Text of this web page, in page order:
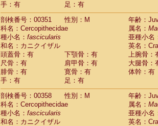
手：有
足：有
剖検番号：00351
性別：M
年齢：
科名：Cercopithecidae
属名：
種小名： fascicularis
亜種小名
和名：カニクイザル
英名：
頭蓋骨：有
下顎骨：有
上腕骨：
尺骨：有
肩甲骨：有
大腿骨：
腓骨：有
寛骨：有
体幹：有
手：有
足：有
剖検番号：00358
性別：M
年齢：
科名：Cercopithecidae
属名：
種小名： fascicularis
亜種小名
和名：カニクイザル
英名：